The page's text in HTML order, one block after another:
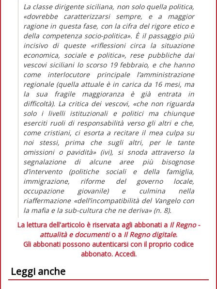
La classe dirigente siciliana, non solo quella politica,
«dovrebbe caratterizzarsi sempre, e a maggior
ragione in questa fase, con la cifra del rigore etico e
della competenza socio-politica». È il passaggio più
incisivo di queste «riflessioni circa la situazione
economica, sociale e politica», rese pubbliche dai
vescovi siciliani lo scorso 19 febbraio, e che hanno
come interlocutore principale l’amministrazione
regionale (quella attuale è in carica da 16 mesi, ma
la sua fragile maggioranza è già entrata in
difficoltà). La critica dei vescovi, «che non riguarda
solo i livelli istituzionali e politici ma chiunque
eserciti ruoli di responsabilità verso gli altri e che,
come cristiani, ci esorta a recitare il mea culpa su
noi stessi, prima che sugli altri, per le tante
omissioni o pavidità» (ivi), si snoda attraverso la
segnalazione di alcune aree più bisognose
d’intervento (politiche sociali e della famiglia,
immigrazione, riforme del governo locale,
occupazione giovanile) e culmina nella
riaffermazione «dell’incompatibilità del Vangelo con
la mafia e la sub-cultura che ne deriva» (n. 8).
La lettura dell'articolo è riservata agli abbonati a Il Regno -
attualità e documentio a Il Regno digitale.
Gli abbonati possono autenticarsi con il proprio codice
abbonato. Accedi.
Leggi anche